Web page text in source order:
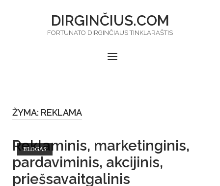
DIRGINČIUS.COM
FORTUNATO DIRGINČIAUS TINKLARAŠTIS
Menu
ŽYMA: REKLAMA
BLOGAS
Reklaminis, marketinginis,
pardaviminis, akcijinis,
priešsavaitgalinis